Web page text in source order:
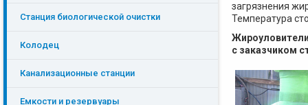
загрязнения
Температура
с заказчиком
Станция биологической очистки
Колодец
Канализационные станции
Емкости и резервуары